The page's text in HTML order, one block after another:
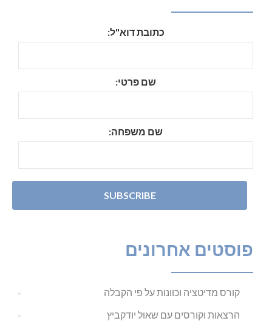
כתובת דוא"ל:
שם פרטי:
שם משפחה:
פוסטים אחרונים
קורס מדיטציה וכוונות על פי הקבלה
הרצאות וקורסים עם שאול יודקביץ